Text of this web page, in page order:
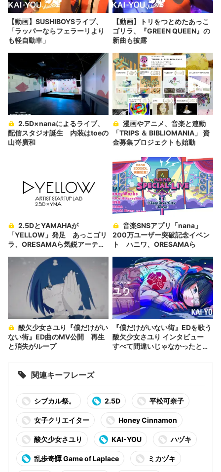
【動画】SUSHIBOYSライブ、
「ラッパーならフェラーリより
も軽自動車」
【動画】トリをつとめたあっこ
ゴリラ、『GREEN QUEEN』の
新曲も披露
配信スタジオ誕生 内装はtoeの
山嵜廣和
「TRIPS ＆ BIBLIOMANIA」 資
金募集プロジェクトも始動
「YELLOW」発足 あっこゴリ
ラ、ORESAMAら気鋭アーティ
200万ユーザー突破記念イベン
ト ハニワ、ORESAMAら
ない街』ED曲のMV公開 再生
と消失がループ
『僕だけがいない街』EDを歌う
酸欠少女さユり インタビュー
すべて間違いじゃなかったと信
関連キーフレーズ
シブカル祭。 2.5D 平松可奈子
女子クリエイター Honey Cinnamon
酸欠少女さユり KAI-YOU ハヅキ
乱歩奇譚 Game of Laplace ミカヅキ